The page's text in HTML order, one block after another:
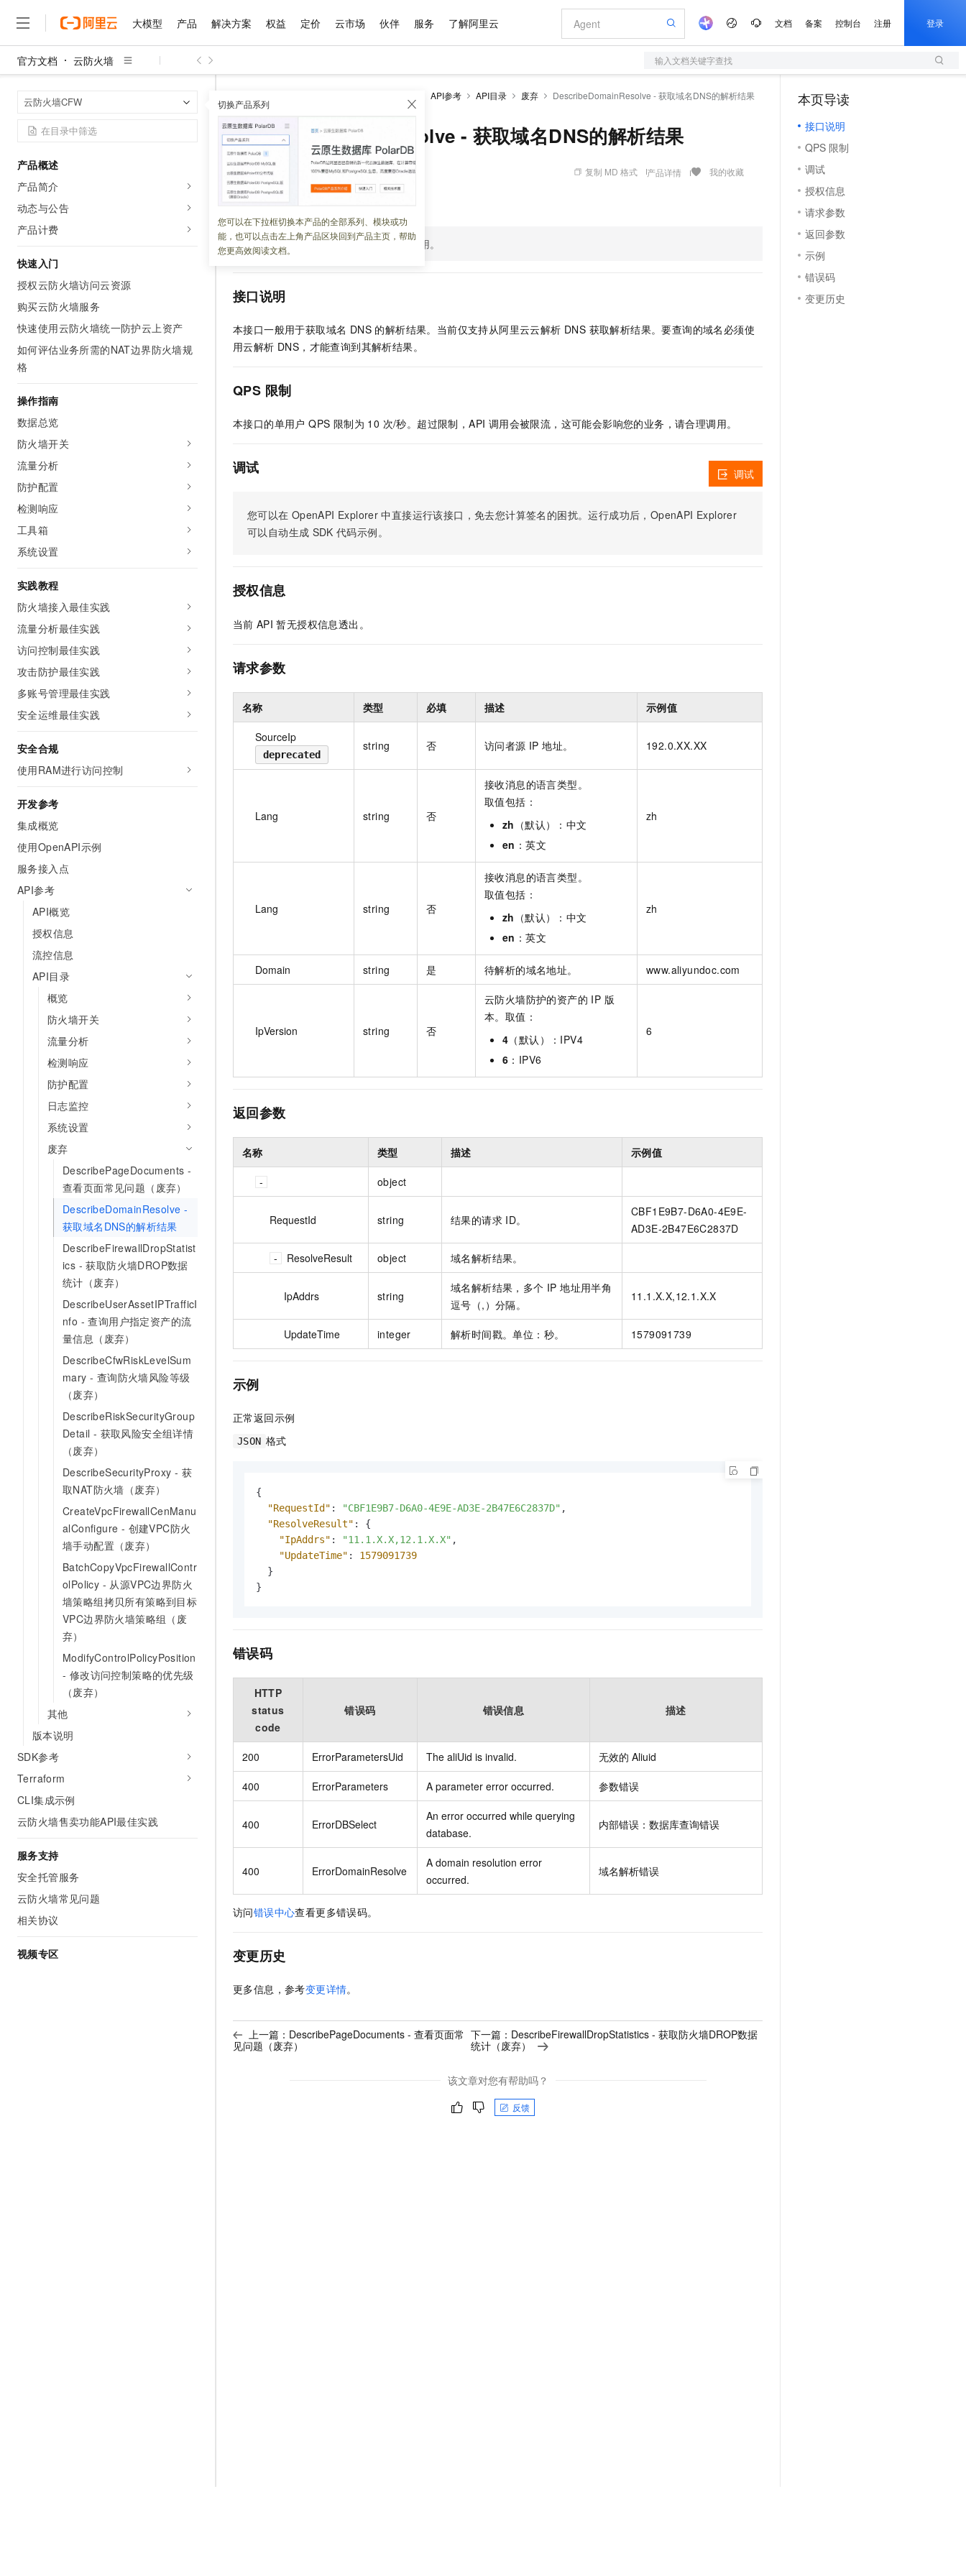
大模型 产品 解决方案 权益 定价 云市场 伙伴 服务 了解阿里云 文档 备案 控制台 注册 登录
官方文档 云防火墙 输入文档关键字查找
云防火墙CFW 切换产品系列
您可以在下拉框切换本产品的全部系列、模块或功
能，也可以点击左上角产品区块回到产品主页，帮助
您更高效阅读文档。
产品概述
产品简介
动态与公告
产品计费
快速入门
授权云防火墙访问云资源
购买云防火墙服务
快速使用云防火墙统一防护云上资产
如何评估业务所需的NAT边界防火墙规
格
操作指南
数据总览
防火墙开关
流量分析
防护配置
检测响应
工具箱
系统设置
实践教程
防火墙接入最佳实践
流量分析最佳实践
访问控制最佳实践
攻击防护最佳实践
多账号管理最佳实践
安全运维最佳实践
安全合规
使用RAM进行访问控制
开发参考
集成概览
使用OpenAPI示例
服务接入点
API参考
API概览
授权信息
流控信息
API目录
概览
防火墙开关
流量分析
检测响应
防护配置
日志监控
系统设置
废弃
DescribePageDocuments -
查看页面常见问题（废弃）
DescribeDomainResolve -
获取域名DNS的解析结果
DescribeFirewallDropStatist
ics - 获取防火墙DROP数据
统计（废弃）
DescribeUserAssetIPTrafficI
nfo - 查询用户指定资产的流
量信息（废弃）
DescribeCfwRiskLevelSum
mary - 查询防火墙风险等级
（废弃）
DescribeRiskSecurityGroup
Detail - 获取风险安全组详情
（废弃）
DescribeSecurityProxy - 获
取NAT防火墙（废弃）
CreateVpcFirewallCenManu
alConfigure - 创建VPC防火
墙手动配置（废弃）
BatchCopyVpcFirewallContr
olPolicy - 从源VPC边界防火
墙策略组拷贝所有策略到目标
VPC边界防火墙策略组（废
弃）
ModifyControlPolicyPosition
- 修改访问控制策略的优先级
（废弃）
其他
版本说明
SDK参考
Terraform
CLI集成示例
云防火墙售卖功能API最佳实践
服务支持
安全托管服务
云防火墙常见问题
相关协议
视频专区
API参考 API目录 废弃 DescribeDomainResolve - 获取域名DNS的解析结果
DescribeDomainResolve - 获取域名DNS的解析结果
更新时间： 2025-11-12 07:53:26 复制 MD 格式 产品详情 我的收藏
说明 目前该 API 接口已标记为弃用。
接口说明
本接口一般用于获取域名 DNS 的解析结果。当前仅支持从阿里云云解析 DNS 获取解析结果。要查询的域名必须使
用云解析 DNS，才能查询到其解析结果。
QPS 限制
本接口的单用户 QPS 限制为 10 次/秒。超过限制，API 调用会被限流，这可能会影响您的业务，请合理调用。
调试
您可以在 OpenAPI Explorer 中直接运行该接口，免去您计算签名的困扰。运行成功后，OpenAPI Explorer
可以自动生成 SDK 代码示例。
调试
授权信息
当前 API 暂无授权信息透出。
请求参数
名称 类型 必填 描述 示例值
SourceIp
deprecated
string 否 访问者源 IP 地址。 192.0.XX.XX
Lang string 否
接收消息的语言类型。
取值包括：
zh （默认）：中文
en ：英文
zh
Lang string 否
接收消息的语言类型。
取值包括：
zh （默认）：中文
en ：英文
zh
Domain string 是 待解析的域名地址。 www.aliyundoc.com
IpVersion string 否
云防火墙防护的资产的 IP 版
本。取值：
4 （默认）：IPV4
6 ：IPV6
6
返回参数
名称 类型 描述 示例值
object
RequestId string 结果的请求 ID。
CBF1E9B7-D6A0-4E9E-
AD3E-2B47E6C2837D
ResolveResult object 域名解析结果。
IpAddrs string
域名解析结果，多个 IP 地址用半角
逗号（,）分隔。
11.1.X.X,12.1.X.X
UpdateTime integer 解析时间戳。单位：秒。 1579091739
示例
正常返回示例
JSON 格式
{
"RequestId" : "CBF1E9B7-D6A0-4E9E-AD3E-2B47E6C2837D" ,
"ResolveResult" :
{
"IpAddrs" : "11.1.X.X,12.1.X.X" ,
"UpdateTime" :
1579091739
}
}
错误码
HTTP
status
code
错误码 错误信息 描述
200 ErrorParametersUid The aliUid is invalid. 无效的 Aliuid
400 ErrorParameters A parameter error occurred. 参数错误
400 ErrorDBSelect
An error occurred while querying
database.
内部错误：数据库查询错误
400 ErrorDomainResolve
A domain resolution error
occurred.
域名解析错误
访问错误中心查看更多错误码。
变更历史
更多信息，参考变更详情。
上一篇： DescribePageDocuments - 查看页面常
见问题（废弃）
下一篇： DescribeFirewallDropStatistics - 获取防火墙DROP数据
统计（废弃）
该文章对您有帮助吗？
反馈
本页导读
接口说明
QPS 限制
调试
授权信息
请求参数
返回参数
示例
错误码
变更历史
大模型
大模型服务平台百炼
大模型
文本生成
Qwen3.8-Max HOT
智能体时代全能旗舰模型
视觉 Coding、空间感知、多模态思考等全面升级
Kimi 最新旗舰模型，长程编程与推理利器
1M上下文，专为长程任务能力而生 文戏情感细腻自然，动作戏激烈拳拳到肉，实现更强表演能力
语音识别与合成
Qwen3-TTS-Flash
大模型服务
个人版上线、团队版降价；千问3.8-Max首发发尝鲜
千问AI平台-模型体验
在线体验全尺寸、多种模态的模型效果
新一代 AI 视频生成模型，深度适配广告营销等场景
丰富多元化的应用模版和解决方案
AI Native 的算法工程平台，一站式完成建模、训练、推理服务部署
面向真实软件的智能体编程平台
企业级人与Agent协作平台，接入和调度多个数字员工
云端极速 AI 应用创作平台
产品
精选产品
人工智能与机器学习
存储
网络与CDN
安全
数据库
大数据计算
企业服务与云通信
域名与网站
开发工具
迁移与运维管理
专有云
精选产品
大模型服务平台百炼
大模型服务与应用平台
千问大模型
多元化、高性能、安全可靠的大模型服务
无影云电脑
随时随地安全接入的云上超级电脑
云解析DNS
云原生大数据计算服务 MaxCompute
面向分析的企业级SaaS模式云数据仓库
域名与网站
提供智能易用的域名与建站服务
对象存储 OSS
一站式AI开发、训练和推理服务
Qoder CN
安全可靠、弹性可伸缩的云计算服务
全托管，含MySQL、PostgreSQL、SQL Server、MariaDB多引擎
轻量应用服务器
数字证书管理服务（原SSL证书）
实现全站HTTPS，呈现可信的WEB访问
短信服务
大数据开发治理平台 DataWorks
解决方案
精选解决方案
AI
现代化应用
安全
网络
上云与迁云
企业出海
政企业务
精选解决方案
千问办公，解锁你的工作新方式
企业级Agent产品，直接交付可用成果
Agency Agents：拥有专属领域专家
多领域专家智能体,一键组建 AI 虚拟交付团队
HappyHorse 打造一站式影视创作平台
快速拥有专属 OpenClaw
睿译宝，AI翻译排版一步到位
上传文档即自动完成翻译和格式还原
GLM-5.2：长任务时代开源旗舰模型
自主进化，持久记忆，越用越聪明
Claude Code + GStack 打造工程团队
轻松解锁专属 DeepSeek-V4-Pro
一句话生成原生可编辑精美 PPT 文稿
输入一句话想法, 轻松生成专业的 PPT
一键部署幻兽帕鲁游戏服务器
一键购买专属联机服务器，轻松开启游戏
漫剧工坊：一站式动画创作平台
快速生产连贯的高质量长漫剧
10 分钟搭建微信、支付宝小程序
高效部署网站，快速应用到小程序
权益 普惠上云
普惠上云 官方力荐
云服务器38元/年起，超值低价云产品抢先购
官方推荐返现计划
推荐新用户得奖励，单订单最高返9万
云工开物
高校专属算力普惠，学生认证享300元代金券
免费试用
解决方案免费试用 新老同享
最高领取价值200元试用点，立即开启云上创新
AI 产品 免费试用
1亿+ 大模型 tokens 和 30+ 款产品免费体验
产品新客免费试用，最长12个月
大模型ACA认证体验
AI 特惠
智启 AI 普惠权益
至高享 1亿+免费 tokens，加速 Al 应用落地
阿里云 OPC 创新助力计划
至高百万元 Token 补贴，加速一人公司成长
Qwen3.8-Max 首发尝鲜，限时加量 10 倍，夜间低至2折
千问办公，限时限量积分加倍
Night Plan 支持 Qwen 3.8-Max NEW
夜间 5 折，Qwen/Meoo/TokenPlan 客户专享
AI 场景体验
智能编程，一键开启高性价比 AI 编程新体验
从图文生成到视频创作，一键激活电商全链路生产力
AI 办公
AI 活动
AI 生产力先锋
先锋实践拓展 AI 生产力的边界
飞天发布时刻
所见，即是所愿
AI 实训营
从基础到进阶，Agent 创客手把手教你
创新加速
覆盖90%+业务场景，专享组合折扣价
定价 产品定价
了解云产品的定价详情
云上成本管理
管理和优化成本
价格计算器
自助选配和估算价格
价格优势
推动算力普惠，释放技术红利
配置报价器
一站式生成采购清单，支持单品或批量购买
阿里云 OPC 创新助力计划
Token 补贴，五大权
益加速 OPC 成功
云市场 精选商城
网站建设
多端小程序
Salesforce 国际版订阅
友盟天域
观测云
Tuya 物联网平台阿里云版
电子合同
Tableau 订阅
开发者生态解决方案
数据与 API
数据集
手机三要素
身份实名认证
短信
OCR 文字识别
发票查验
企业应用
基础软件
宝塔 Linux
定制小程序
专业服务
公司注册
上云迁移
代维服务
伙伴 成为销售伙伴
分销伙伴
咨询伙伴
销售伙伴合作计划
Salesforce On Alibaba Cloud
Consulting Partner 合作计划
AI 大模型销售与服务生态合作计划
成为产品伙伴
产品生态集成认证中心
产品生态伙伴
产品生态伙伴工作台
产品伙伴合作计划
弹性计算合作计划
服务生态伙伴
服务伙伴合作计划
Al MaaS 服务伙伴赋能合作
伙伴信用分合作计划
更多支持
合作伙伴培训与认证
查询合作伙伴
登录合作伙伴管理后台
服务 售前咨询
在线服务
售后服务
自助服务
工单服务
短信专区
企业增值服务
企业支持计划
专家技术服务
企业增值服务台
服务实践
阿里云认证
全部认证
开发者社区
镜像站
我要反馈
我要建议
我要投诉
了解阿里云 为什么选择阿里云
什么是云计算
技术领先
稳定可靠
安全合规
分析师报告
研究报告与白皮书
云开发大赛
最佳实践
云上春晚
云上奥运之旅
云栖战略参考
云上的中国
金融模力时刻
市场活动
阿里云中企出海大会
云工开物
加入我们
校园招聘